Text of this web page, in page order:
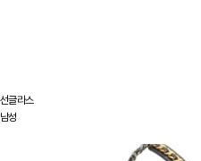
선글라스
남성